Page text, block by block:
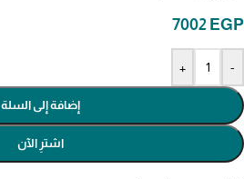
7002 EGP
-
+
إضافة إلى السلة
اشترِ الآن